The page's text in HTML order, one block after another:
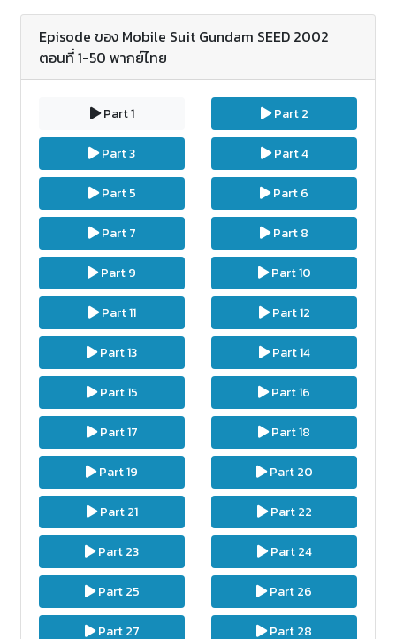
Ally on Nexus Technology)
Episode ของ Mobile Suit Gundam SEED 2002
ตอนที่ 1-50 พากย์ไทย
Part 1 Part 2
Part 3 Part 4
Part 5 Part 6
Part 7 Part 8
Part 9 Part 10
Part 11 Part 12
Part 13 Part 14
Part 15 Part 16
Part 17 Part 18
Part 19 Part 20
Part 21 Part 22
Part 23 Part 24
Part 25 Part 26
Part 27 Part 28